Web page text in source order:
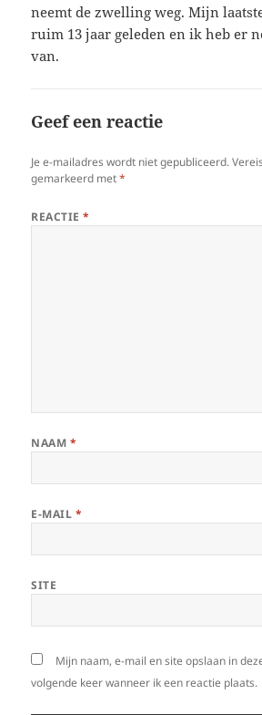
neemt de zwelling weg. Mijn
ruim 13 jaar geleden en ik heb er
van.
Geef een reactie
Je e-mailadres wordt niet gepubliceerd.
gemarkeerd met*
REACTIE*
NAAM *
E-MAIL *
SITE
Mijn naam, e-mail en site opslaan in
volgende keer wanneer ik een reactie plaats.